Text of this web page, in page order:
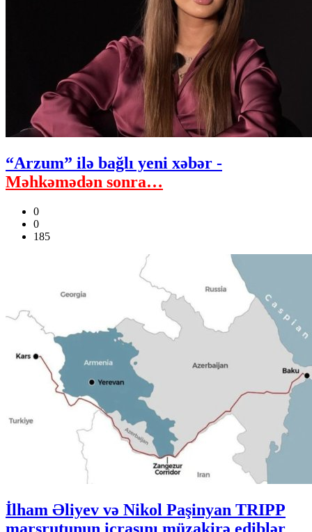
“Arzum” ilə bağlı yeni xəbər -
Məhkəmədən sonra…
0
0
185
İlham Əliyev və Nikol Paşinyan TRIPP
marşrutunun icrasını müzakirə ediblər